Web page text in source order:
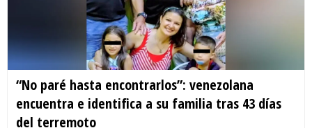
“No paré hasta encontrarlos”: venezolana
encuentra e identifica a su familia tras 43 días
del terremoto